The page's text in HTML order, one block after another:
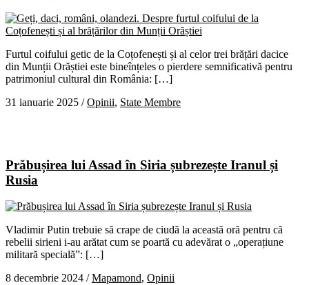
Furtul coifului getic de la Coțofenești și al celor trei brățări dacice
din Munții Orăștiei este bineînțeles o pierdere semnificativă pentru
patrimoniul cultural din România: […]
31 ianuarie 2025 /Opinii, State Membre
Prăbușirea lui Assad în Siria șubrezește Iranul și
Rusia
Vladimir Putin trebuie să crape de ciudă la această oră pentru că
rebelii sirieni i-au arătat cum se poartă cu adevărat o „operațiune
militară specială”: […]
8 decembrie 2024 /Mapamond, Opinii